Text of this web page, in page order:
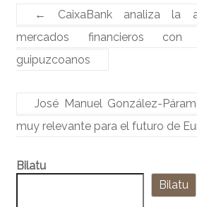
←
CaixaBank analiza la
mercados financieros con
guipuzcoanos
José Manuel González-
muy relevante para el futuro de
Bilatu
Bilatu